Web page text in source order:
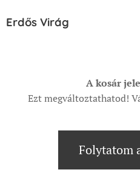
Erdős Virág
A kosár
Ezt megváltoztathatod!
Folytatom